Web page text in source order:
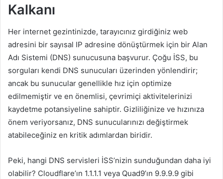
Kalkanı
Her internet gezintinizde, tarayıcınız girdiğiniz web
adresini bir sayısal IP adresine dönüştürmek için bir Alan
Adı Sistemi (DNS) sunucusuna başvurur. Çoğu İSS, bu
sorguları kendi DNS sunucuları üzerinden yönlendirir;
ancak bu sunucular genellikle hız için optimize
edilmemiştir ve en önemlisi, çevrimiçi aktivitelerinizi
kaydetme potansiyeline sahiptir. Gizliliğinize ve hızınıza
önem veriyorsanız, DNS sunucularınızı değiştirmek
atabileceğiniz en kritik adımlardan biridir.
Peki, hangi DNS servisleri İSS’nizin sunduğundan daha iyi
olabilir? Cloudflare’ın 1.1.1.1 veya Quad9’ın 9.9.9.9 gibi